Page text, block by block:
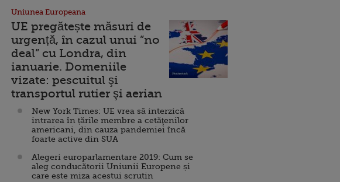
Uniunea Europeana
UE pregătește măsuri de
urgență, în cazul unui ”no
deal” cu Londra, din
ianuarie. Domeniile
vizate: pescuitul şi
transportul rutier şi aerian
New York Times: UE vrea să interzică
intrarea în țările membre a cetăţenilor
americani, din cauza pandemiei încă
foarte active din SUA
Alegeri europarlamentare 2019: Cum se
aleg conducătorii Uniunii Europene și
care este miza acestui scrutin